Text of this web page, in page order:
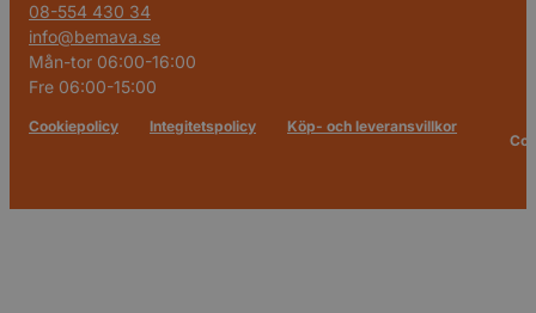
08-554 430 34
info@bemava.se
Mån-tor 06:00-16:00
Fre 06:00-15:00
Cookiepolicy Integitetspolicy
Köp- och leveransvillkor